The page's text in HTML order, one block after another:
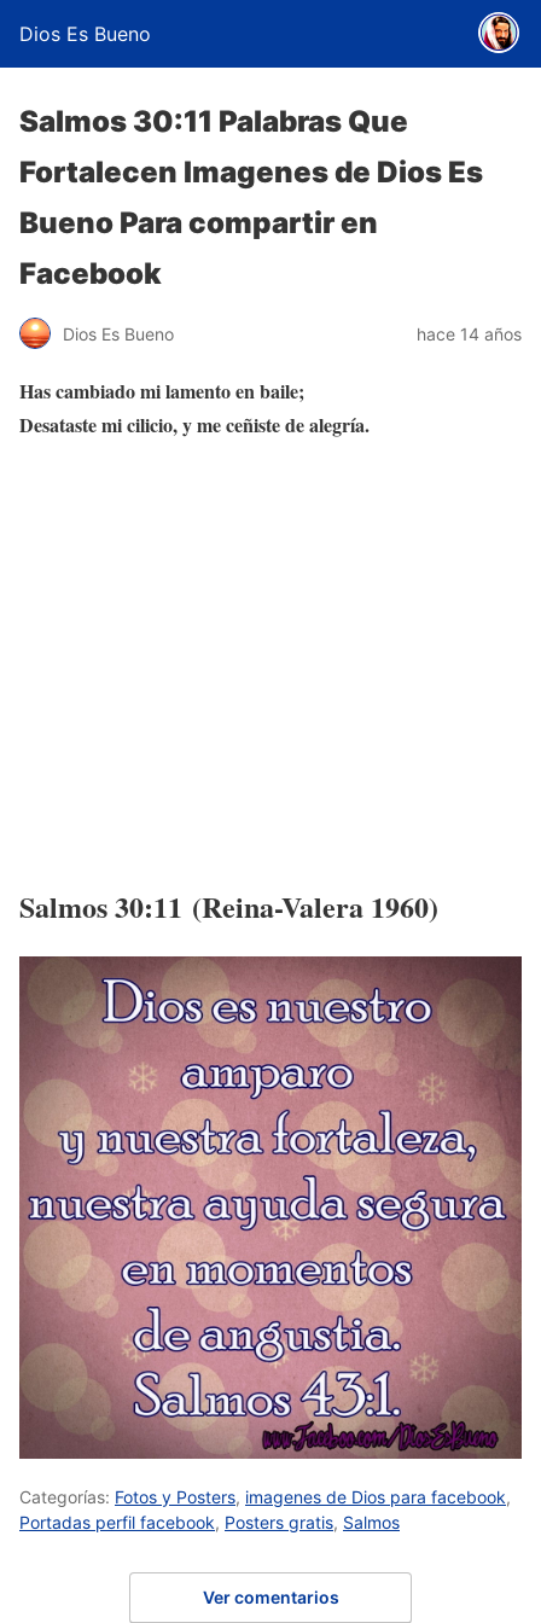
Dios Es Bueno
Salmos 30:11 Palabras Que
Fortalecen Imagenes de Dios Es
Bueno Para compartir en
Facebook
Dios Es Bueno hace 14 años
Has cambiado mi lamento en baile;
Desataste mi cilicio, y me ceñiste de alegría.
Salmos 30:11 (Reina-Valera 1960)
Categorías: Fotos y Posters, imagenes de Dios para facebook,
Portadas perfil facebook, Posters gratis, Salmos
Ver comentarios